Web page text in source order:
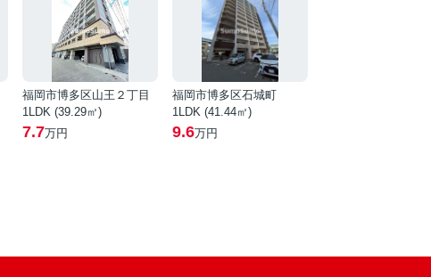
福岡市博多区山王２丁目
1LDK (39.29㎡)
7.7万円
福岡市博多区石城町
1LDK (41.44㎡)
9.6万円